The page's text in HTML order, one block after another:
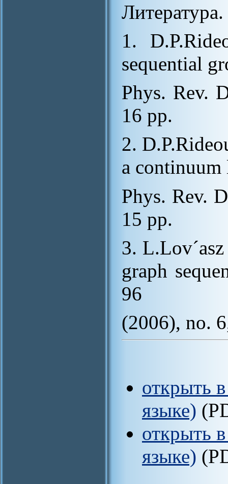
Литература.
1.
sequential
Phys. Rev.
16 pp.
2.
a continuum
Phys. Rev.
15 pp.
3.
graph
96
(2006), no.
открыть
языке)
открыть
языке)